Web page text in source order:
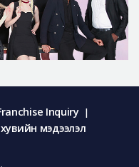
Inquiry |
мэдээлэл